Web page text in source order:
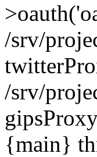
/srv/
/srv/
{main}